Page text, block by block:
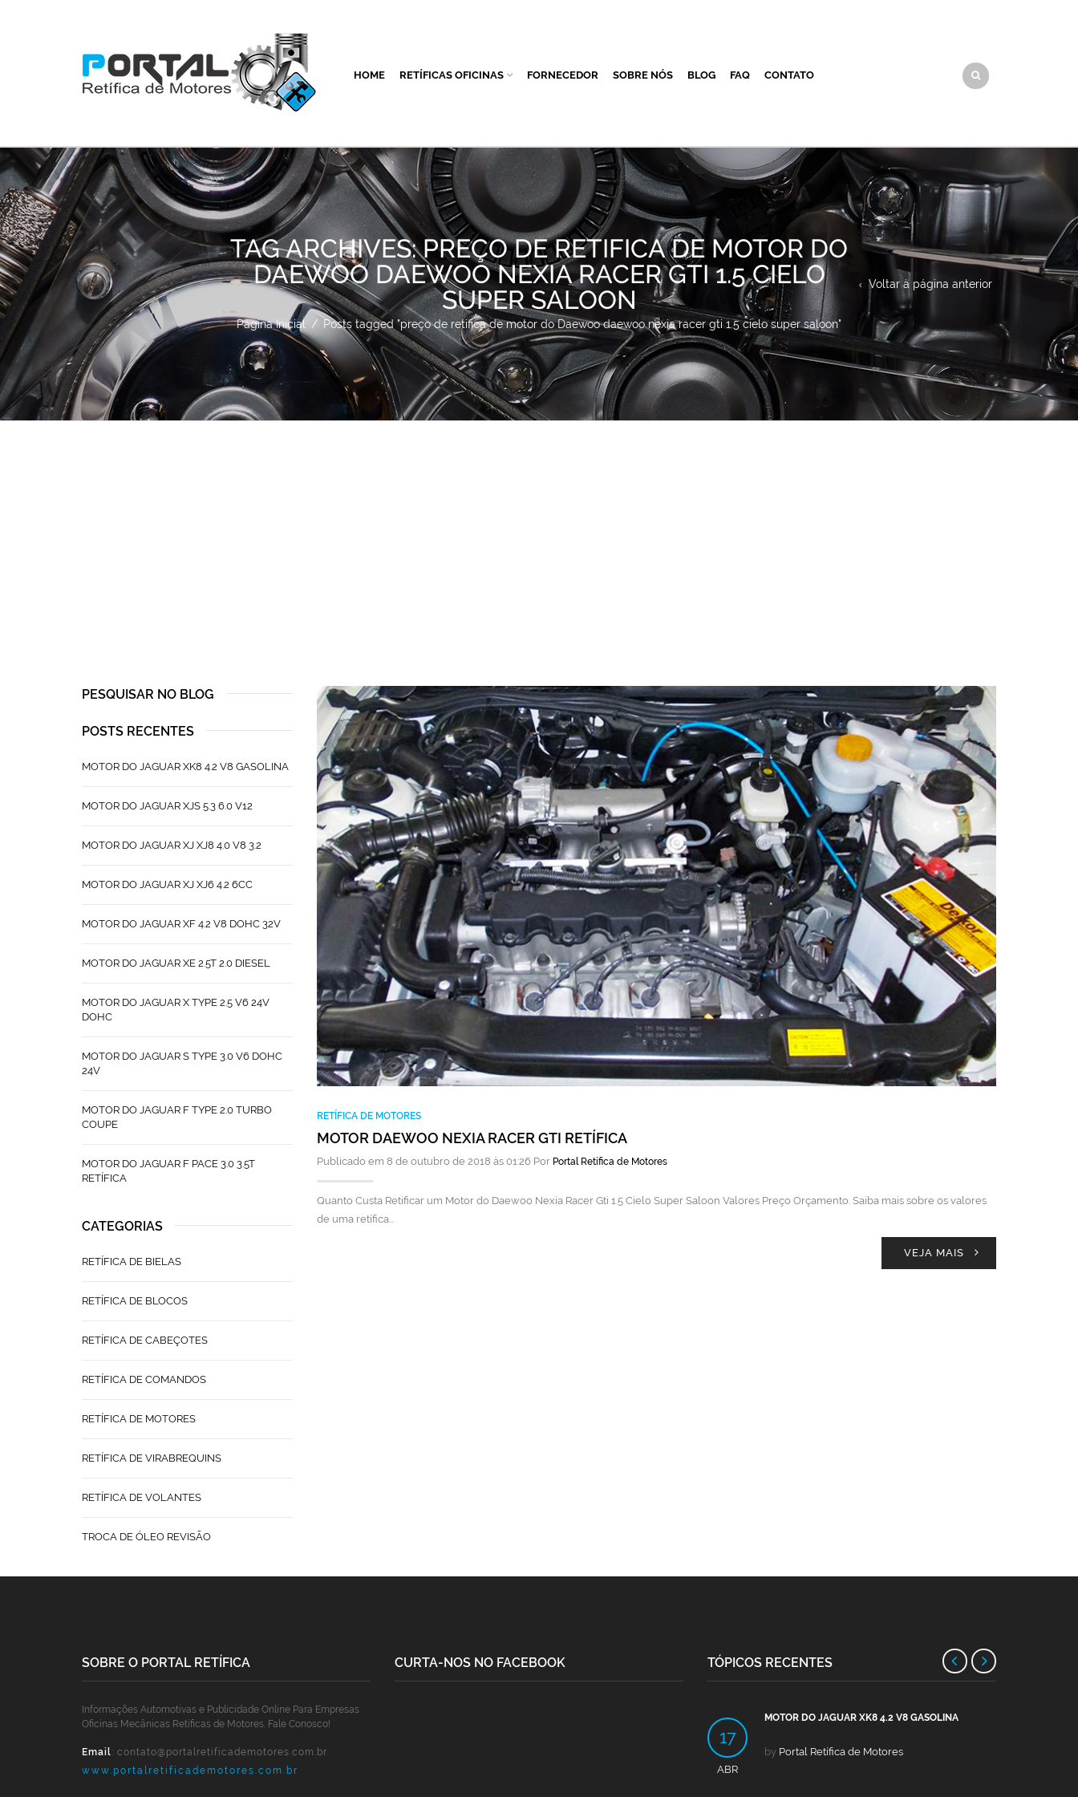
HOME RETÍFICAS OFICINAS FORNECEDOR SOBRE NÓS BLOG FAQ CONTATO
TAG ARCHIVES: PREÇO DE RETIFICA DE MOTOR DO
DAEWOO DAEWOO NEXIA RACER GTI 1.5 CIELO
SUPER SALOON
Página Inicial / Posts tagged "preço de retifica de motor do Daewoo daewoo nexia racer gti 1.5 cielo super saloon"
Voltar à página anterior
RETÍFICA DE MOTORES
MOTOR DAEWOO NEXIA RACER GTI RETÍFICA
Publicado em 8 de outubro de 2018 às 01:26 Por Portal Retífica de Motores
Quanto Custa Retificar um Motor do Daewoo Nexia Racer Gti 1.5 Cielo Super Saloon Valores Preço Orçamento. Saiba mais sobre os valores
de uma retífica…
VEJA MAIS
PESQUISAR NO BLOG
POSTS RECENTES
MOTOR DO JAGUAR XK8 4.2 V8 GASOLINA
MOTOR DO JAGUAR XJS 5.3 6.0 V12
MOTOR DO JAGUAR XJ XJ8 4.0 V8 3.2
MOTOR DO JAGUAR XJ XJ6 4.2 6CC
MOTOR DO JAGUAR XF 4.2 V8 DOHC 32V
MOTOR DO JAGUAR XE 2.5T 2.0 DIESEL
MOTOR DO JAGUAR X TYPE 2.5 V6 24V
DOHC
MOTOR DO JAGUAR S TYPE 3.0 V6 DOHC
24V
MOTOR DO JAGUAR F TYPE 2.0 TURBO
COUPE
MOTOR DO JAGUAR F PACE 3.0 3.5T
RETÍFICA
CATEGORIAS
RETÍFICA DE BIELAS
RETÍFICA DE BLOCOS
RETÍFICA DE CABEÇOTES
RETÍFICA DE COMANDOS
RETÍFICA DE MOTORES
RETÍFICA DE VIRABREQUINS
RETÍFICA DE VOLANTES
TROCA DE ÓLEO REVISÃO
SOBRE O PORTAL RETÍFICA
Informações Automotivas e Publicidade Online Para Empresas
Oficinas Mecânicas Retíficas de Motores. Fale Conosco!
Email: contato@portalretificademotores.com.br
www.portalretificademotores.com.br
CURTA-NOS NO FACEBOOK TÓPICOS RECENTES
17
ABR
MOTOR DO JAGUAR XK8 4.2 V8 GASOLINA
by Portal Retífica de Motores